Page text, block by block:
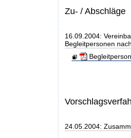
Zu- / Abschläge
16.09.2004:
Begleitpersonen
24.05.2004: